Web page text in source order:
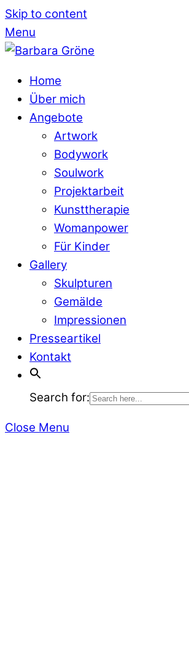
Skip to content
Menu
Home
Über mich
Angebote
Artwork
Bodywork
Soulwork
Projektarbeit
Kunsttherapie
Womanpower
Für Kinder
Gallery
Skulpturen
Gemälde
Impressionen
Presseartikel
Kontakt
Search for:
Close Menu